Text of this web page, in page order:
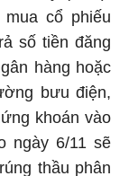
cổ phiếu
số tiền đăng
hàng hoặc
bưu điện,
khoán vào
ngày 6/11 sẽ
thầu phân